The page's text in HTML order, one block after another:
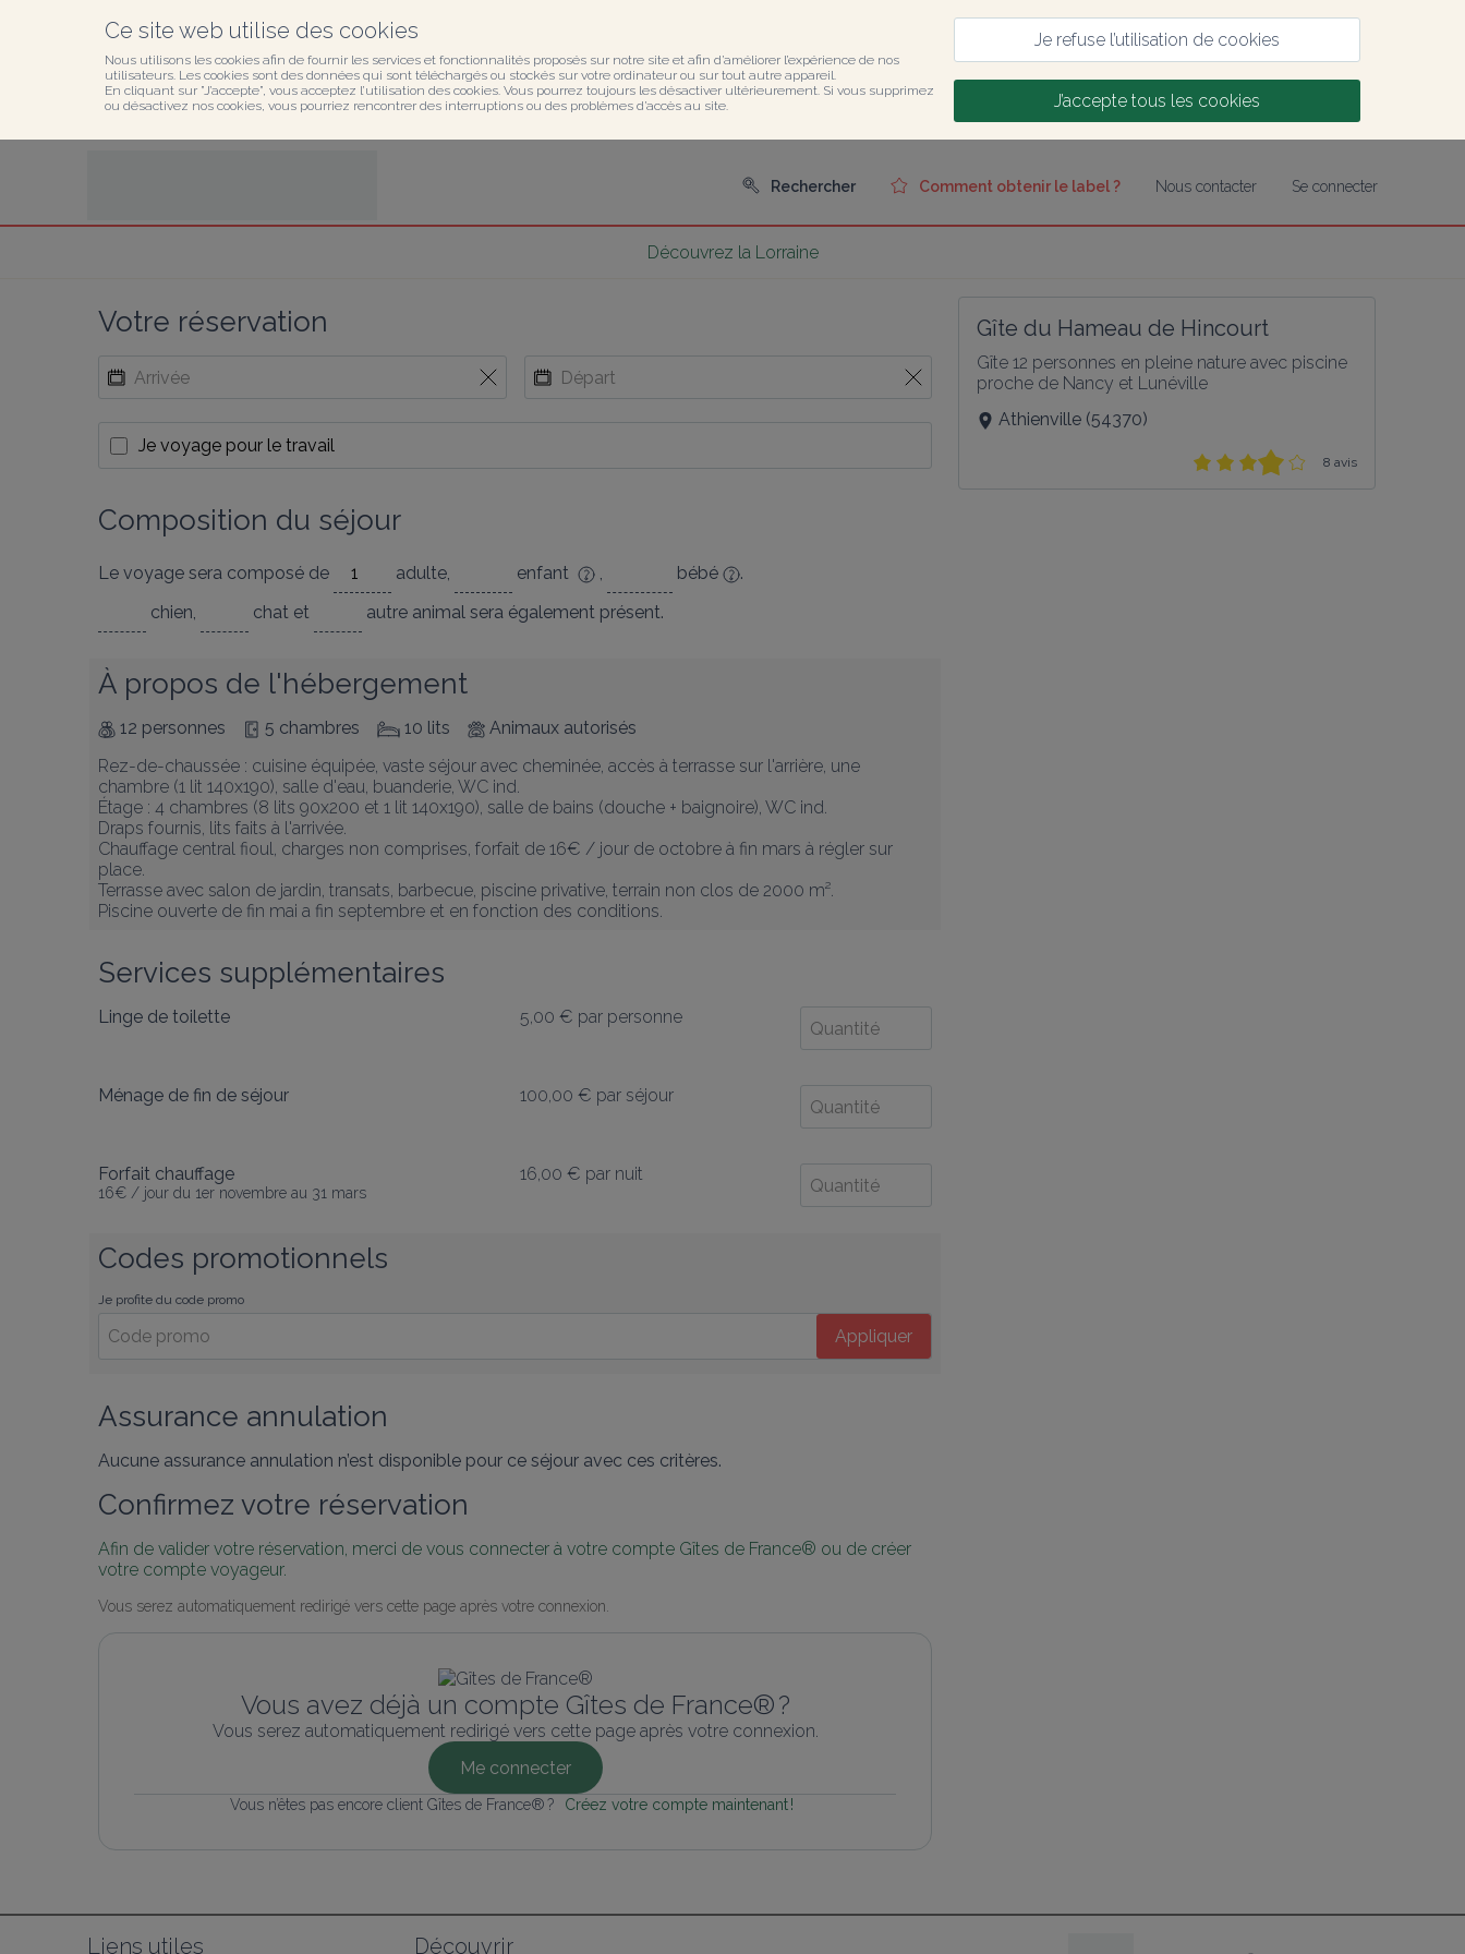
Ce site web utilise des cookies
Nous utilisons les cookies afin de fournir les services et fonctionnalités proposés sur notre site et afin d’améliorer l’expérience de nos
utilisateurs. Les cookies sont des données qui sont téléchargés ou stockés sur votre ordinateur ou sur tout autre appareil.
En cliquant sur ”J’accepte”, vous acceptez l’utilisation des cookies. Vous pourrez toujours les désactiver ultérieurement. Si vous supprimez
ou désactivez nos cookies, vous pourriez rencontrer des interruptions ou des problèmes d’accès au site.
Je refuse l’utilisation de cookies
J’accepte tous les cookies
Rechercher Comment obtenir le label ? Nous contacter Se connecter
Découvrez la Lorraine
Votre réservation
Je voyage pour le travail
Composition du séjour
Le voyage sera composé de adulte, enfant , bébé
.
chien, chat et autre animal sera également présent.
À propos de l'hébergement
12 personnes 5 chambres 10 lits
Animaux autorisés
Rez-de-chaussée : cuisine équipée, vaste séjour avec cheminée, accès à terrasse sur l'arrière, une
chambre (1 lit 140x190), salle d'eau, buanderie, WC ind.
Étage : 4 chambres (8 lits 90x200 et 1 lit 140x190), salle de bains (douche + baignoire), WC ind.
Draps fournis, lits faits à l'arrivée.
Chauffage central fioul, charges non comprises, forfait de 16€ / jour de octobre à fin mars à régler sur
place.
Terrasse avec salon de jardin, transats, barbecue, piscine privative, terrain non clos de 2000 m².
Piscine ouverte de fin mai a fin septembre et en fonction des conditions.
Services supplémentaires
Linge de toilette 5,00 € par personne
Ménage de fin de séjour 100,00 € par séjour
Forfait chauffage
16€ / jour du 1er novembre au 31 mars
16,00 € par nuit
Codes promotionnels
Je profite du code promo
Appliquer
Assurance annulation
Aucune assurance annulation n’est disponible pour ce séjour avec ces critères.
Confirmez votre réservation
Afin de valider votre réservation, merci de vous connecter à votre compte Gîtes de France® ou de créer
votre compte voyageur.
Vous serez automatiquement redirigé vers cette page après votre connexion.
Vous avez déjà un compte Gîtes de France® ?
Vous serez automatiquement redirigé vers cette page après votre connexion.
Me connecter
Vous n’êtes pas encore client Gîtes de France® ? Créez votre compte maintenant !
Gîte du Hameau de Hincourt
Gîte 12 personnes en pleine nature avec piscine
proche de Nancy et Lunéville
Athienville (54370)
8 avis
Liens utiles Découvrir